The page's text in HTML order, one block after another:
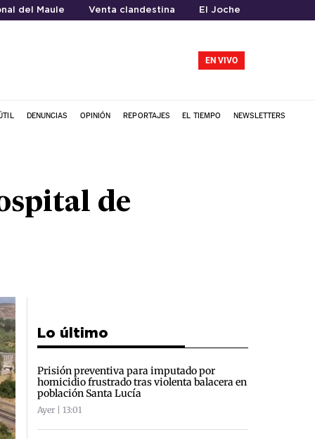
del Maule Venta clandestina El Joche
EN VIVO
DENUNCIAS OPINIÓN REPORTAJES EL TIEMPO NEWSLETTERS
de
Lo último
Prisión preventiva para imputado por
homicidio frustrado tras violenta balacera en
población Santa Lucía
Ayer | 13:01